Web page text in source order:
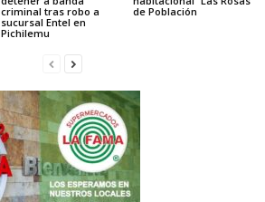
criminal tras robo a
sucursal Entel en
Pichilemu
de Población